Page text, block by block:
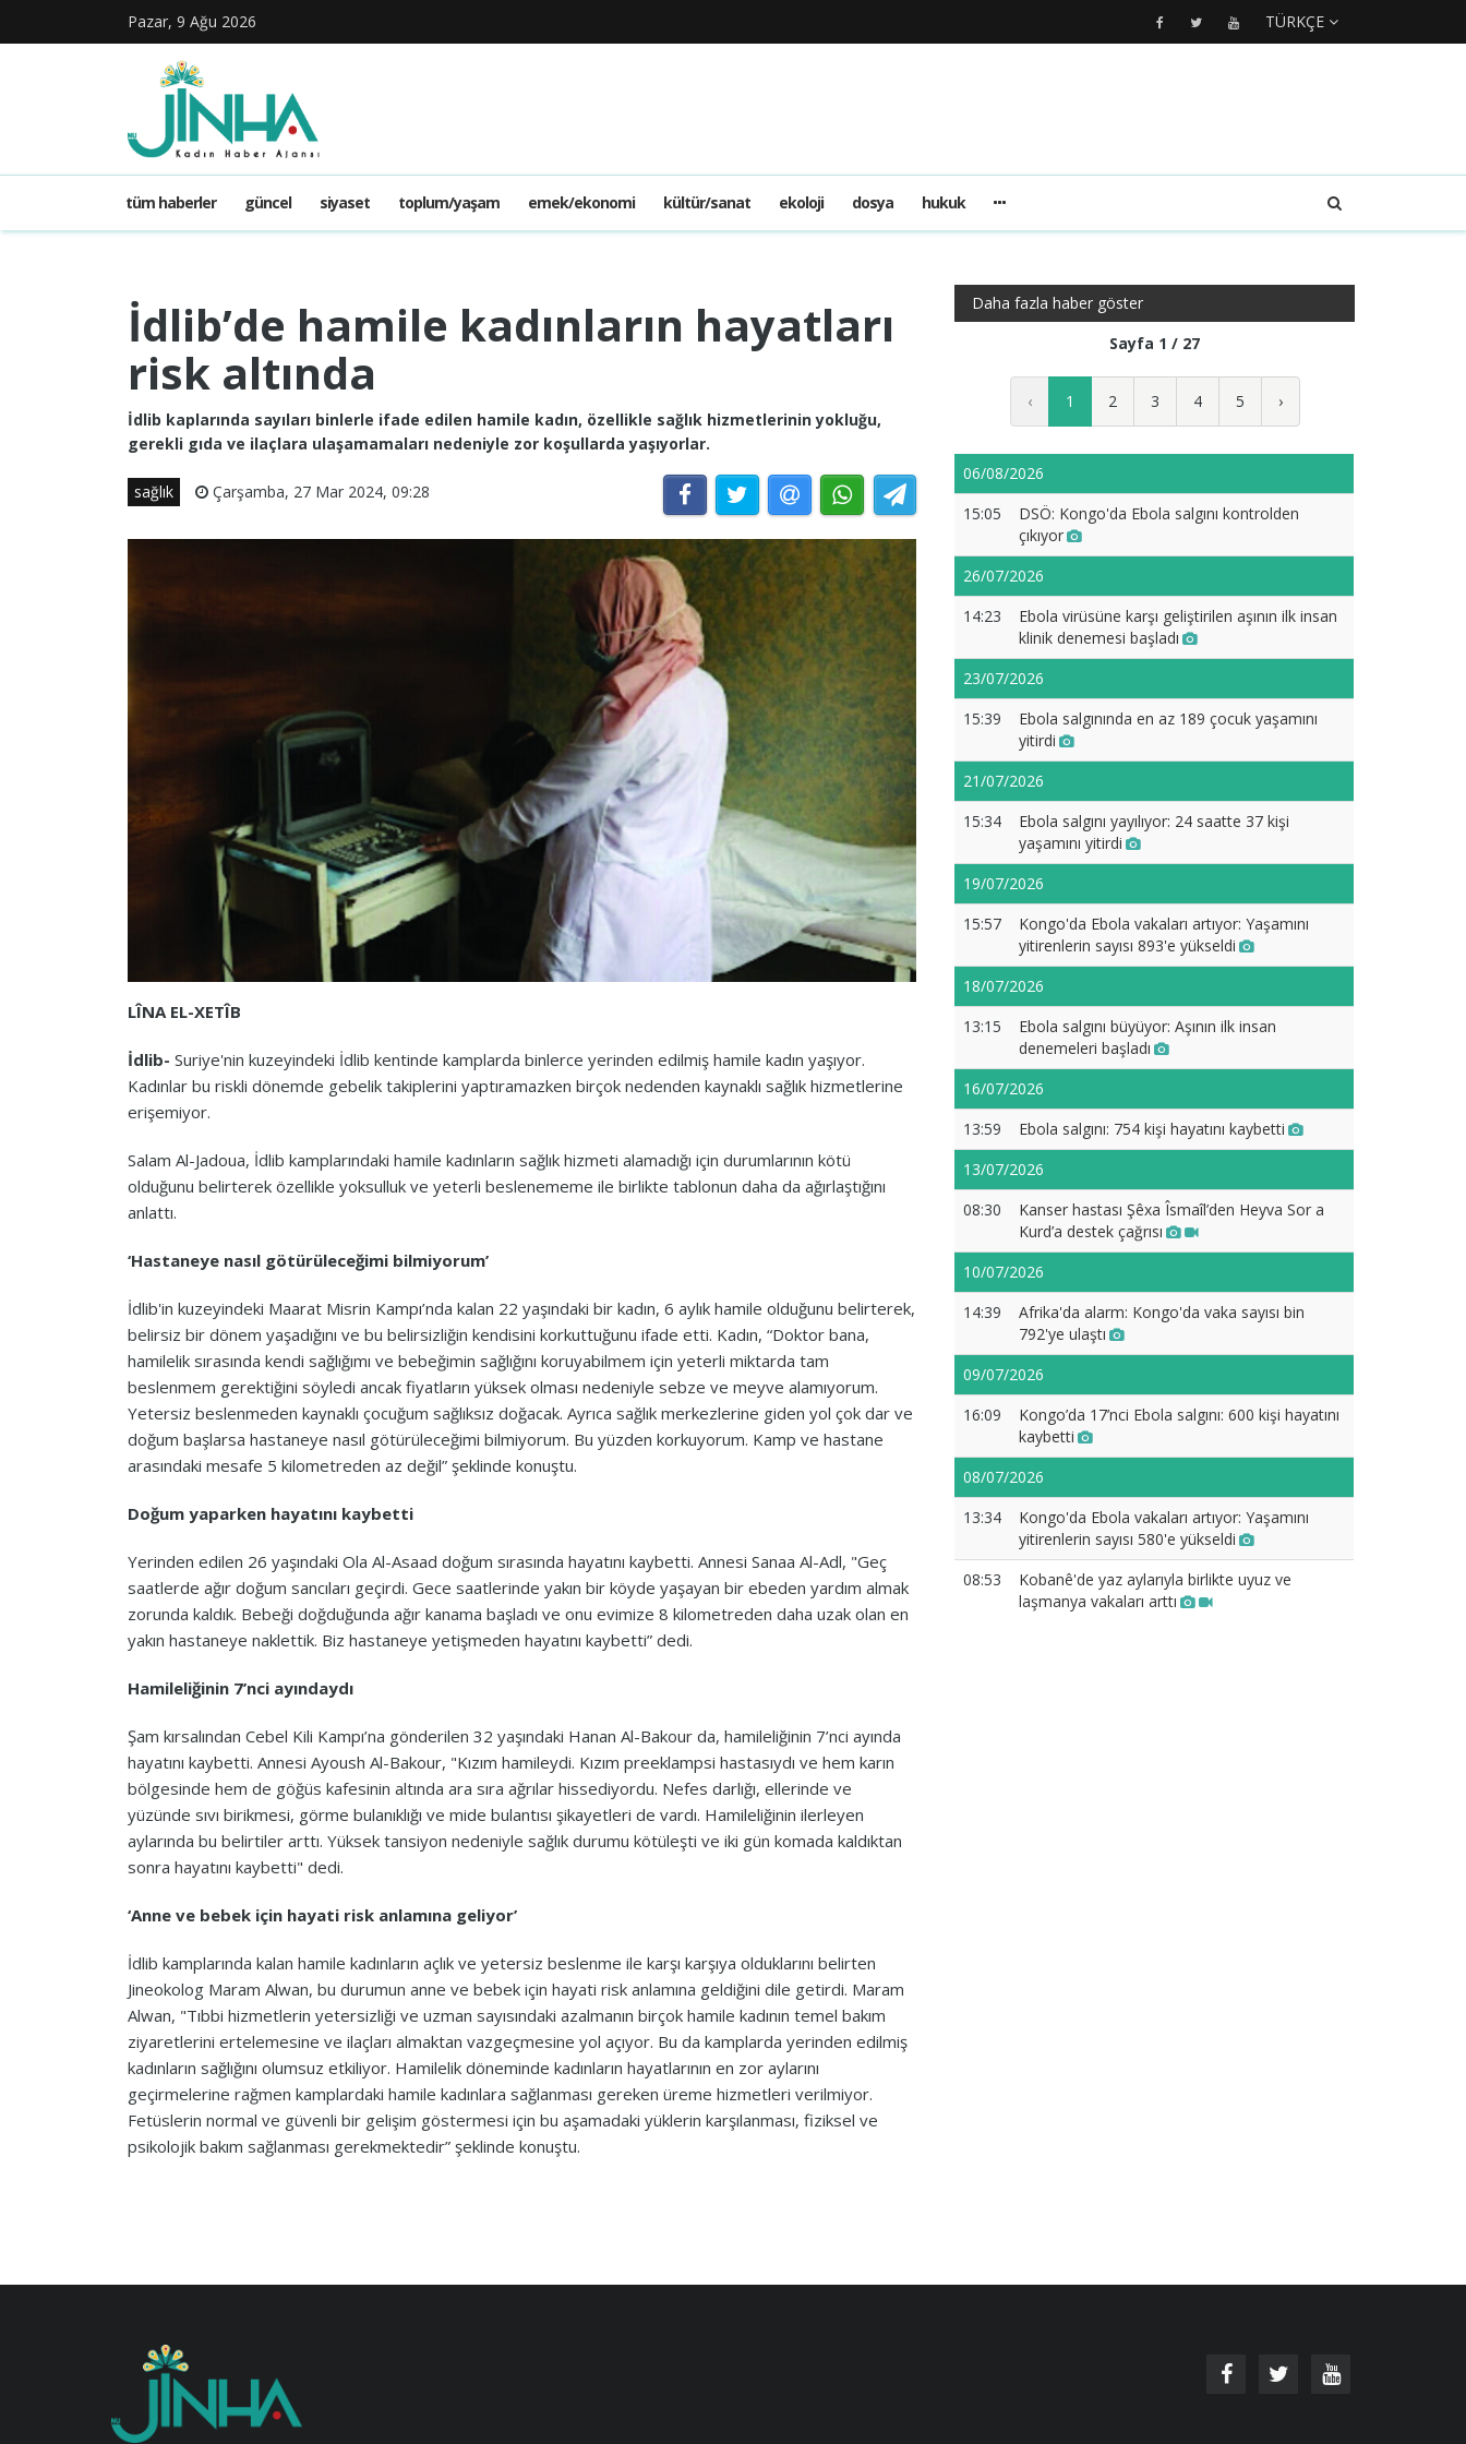
Pazar, 9 Ağu 2026 TÜRKÇE
tüm haberler güncel siyaset toplum/yaşam emek/ekonomi kültür/sanat ekoloji dosya hukuk
İdlib’de hamile kadınların hayatları
risk altında
İdlib kaplarında sayıları binlerle ifade edilen hamile kadın, özellikle sağlık hizmetlerinin yokluğu,
gerekli gıda ve ilaçlara ulaşamamaları nedeniyle zor koşullarda yaşıyorlar.
sağlık Çarşamba, 27 Mar 2024, 09:28
LÎNA EL-XETÎB
İdlib- Suriye'nin kuzeyindeki İdlib kentinde kamplarda binlerce yerinden edilmiş hamile kadın yaşıyor.
Kadınlar bu riskli dönemde gebelik takiplerini yaptıramazken birçok nedenden kaynaklı sağlık hizmetlerine
erişemiyor.
Salam Al-Jadoua, İdlib kamplarındaki hamile kadınların sağlık hizmeti alamadığı için durumlarının kötü
olduğunu belirterek özellikle yoksulluk ve yeterli beslenememe ile birlikte tablonun daha da ağırlaştığını
anlattı.
‘Hastaneye nasıl götürüleceğimi bilmiyorum’
İdlib'in kuzeyindeki Maarat Misrin Kampı’nda kalan 22 yaşındaki bir kadın, 6 aylık hamile olduğunu belirterek,
belirsiz bir dönem yaşadığını ve bu belirsizliğin kendisini korkuttuğunu ifade etti. Kadın, “Doktor bana,
hamilelik sırasında kendi sağlığımı ve bebeğimin sağlığını koruyabilmem için yeterli miktarda tam
beslenmem gerektiğini söyledi ancak fiyatların yüksek olması nedeniyle sebze ve meyve alamıyorum.
Yetersiz beslenmeden kaynaklı çocuğum sağlıksız doğacak. Ayrıca sağlık merkezlerine giden yol çok dar ve
doğum başlarsa hastaneye nasıl götürüleceğimi bilmiyorum. Bu yüzden korkuyorum. Kamp ve hastane
arasındaki mesafe 5 kilometreden az değil” şeklinde konuştu.
Doğum yaparken hayatını kaybetti
Yerinden edilen 26 yaşındaki Ola Al-Asaad doğum sırasında hayatını kaybetti. Annesi Sanaa Al-Adl, "Geç
saatlerde ağır doğum sancıları geçirdi. Gece saatlerinde yakın bir köyde yaşayan bir ebeden yardım almak
zorunda kaldık. Bebeği doğduğunda ağır kanama başladı ve onu evimize 8 kilometreden daha uzak olan en
yakın hastaneye naklettik. Biz hastaneye yetişmeden hayatını kaybetti” dedi.
Hamileliğinin 7’nci ayındaydı
Şam kırsalından Cebel Kili Kampı’na gönderilen 32 yaşındaki Hanan Al-Bakour da, hamileliğinin 7’nci ayında
hayatını kaybetti. Annesi Ayoush Al-Bakour, "Kızım hamileydi. Kızım preeklampsi hastasıydı ve hem karın
bölgesinde hem de göğüs kafesinin altında ara sıra ağrılar hissediyordu. Nefes darlığı, ellerinde ve
yüzünde sıvı birikmesi, görme bulanıklığı ve mide bulantısı şikayetleri de vardı. Hamileliğinin ilerleyen
aylarında bu belirtiler arttı. Yüksek tansiyon nedeniyle sağlık durumu kötüleşti ve iki gün komada kaldıktan
sonra hayatını kaybetti" dedi.
‘Anne ve bebek için hayati risk anlamına geliyor’
İdlib kamplarında kalan hamile kadınların açlık ve yetersiz beslenme ile karşı karşıya olduklarını belirten
Jineokolog Maram Alwan, bu durumun anne ve bebek için hayati risk anlamına geldiğini dile getirdi. Maram
Alwan, "Tıbbi hizmetlerin yetersizliği ve uzman sayısındaki azalmanın birçok hamile kadının temel bakım
ziyaretlerini ertelemesine ve ilaçları almaktan vazgeçmesine yol açıyor. Bu da kamplarda yerinden edilmiş
kadınların sağlığını olumsuz etkiliyor. Hamilelik döneminde kadınların hayatlarının en zor aylarını
geçirmelerine rağmen kamplardaki hamile kadınlara sağlanması gereken üreme hizmetleri verilmiyor.
Fetüslerin normal ve güvenli bir gelişim göstermesi için bu aşamadaki yüklerin karşılanması, fiziksel ve
psikolojik bakım sağlanması gerekmektedir” şeklinde konuştu.
Daha fazla haber göster
Sayfa 1 / 27
‹ 1 2 3 4 5 ›
06/08/2026
15:05
DSÖ: Kongo'da Ebola salgını kontrolden
çıkıyor
26/07/2026
14:23
Ebola virüsüne karşı geliştirilen aşının ilk insan
klinik denemesi başladı
23/07/2026
15:39
Ebola salgınında en az 189 çocuk yaşamını
yitirdi
21/07/2026
15:34
Ebola salgını yayılıyor: 24 saatte 37 kişi
yaşamını yitirdi
19/07/2026
15:57
Kongo'da Ebola vakaları artıyor: Yaşamını
yitirenlerin sayısı 893'e yükseldi
18/07/2026
13:15
Ebola salgını büyüyor: Aşının ilk insan
denemeleri başladı
16/07/2026
13:59
Ebola salgını: 754 kişi hayatını kaybetti
13/07/2026
08:30
Kanser hastası Şêxa Îsmaîl’den Heyva Sor a
Kurd’a destek çağrısı
10/07/2026
14:39
Afrika'da alarm: Kongo'da vaka sayısı bin
792'ye ulaştı
09/07/2026
16:09
Kongo’da 17’nci Ebola salgını: 600 kişi hayatını
kaybetti
08/07/2026
13:34
Kongo'da Ebola vakaları artıyor: Yaşamını
yitirenlerin sayısı 580'e yükseldi
08:53
Kobanê'de yaz aylarıyla birlikte uyuz ve
laşmanya vakaları arttı